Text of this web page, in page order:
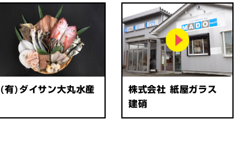
(有)ダイサン大丸水産
株式会社 紙屋ガラス
建硝